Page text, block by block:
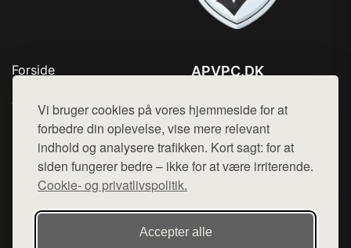
Vi bruger cookies på vores hjemmeside for at
forbedre din oplevelse, vise mere relevant
indhold og analysere trafikken. Kort sagt: for at
siden fungerer bedre – ikke for at være irriterende.
Cookie- og privatlivspolitik.
Accepter alle
Forside
Top Rabatter
Blog
Kontakt
APVPC.DK
Mail: hej@want.dk
Cookie- og privatlivspolitik
Denne side er en del af want.dk, der udgiver en række